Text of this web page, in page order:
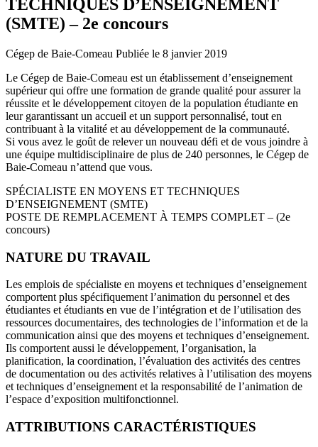
TECHNIQUES D’ENSEIGNEMENT
(SMTE) – 2e concours
Cégep de Baie-Comeau Publiée le 8 janvier 2019
Le Cégep de Baie-Comeau est un établissement d’enseignement
supérieur qui offre une formation de grande qualité pour assurer la
réussite et le développement citoyen de la population étudiante en
leur garantissant un accueil et un support personnalisé, tout en
contribuant à la vitalité et au développement de la communauté.
Si vous avez le goût de relever un nouveau défi et de vous joindre à
une équipe multidisciplinaire de plus de 240 personnes, le Cégep de
Baie-Comeau n’attend que vous.
SPÉCIALISTE EN MOYENS ET TECHNIQUES
D’ENSEIGNEMENT (SMTE)
POSTE DE REMPLACEMENT À TEMPS COMPLET – (2e
concours)
NATURE DU TRAVAIL
Les emplois de spécialiste en moyens et techniques d’enseignement
comportent plus spécifiquement l’animation du personnel et des
étudiantes et étudiants en vue de l’intégration et de l’utilisation des
ressources documentaires, des technologies de l’information et de la
communication ainsi que des moyens et techniques d’enseignement.
Ils comportent aussi le développement, l’organisation, la
planification, la coordination, l’évaluation des activités des centres
de documentation ou des activités relatives à l’utilisation des moyens
et techniques d’enseignement et la responsabilité de l’animation de
l’espace d’exposition multifonctionnel.
ATTRIBUTIONS CARACTÉRISTIQUES